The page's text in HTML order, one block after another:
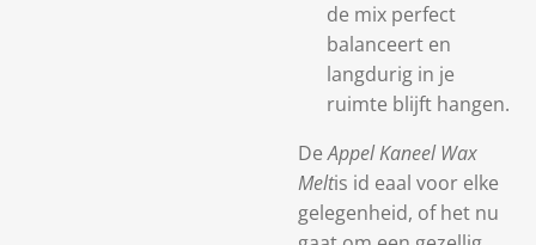
de mix perfect
balanceert en
langdurig in je
ruimte blijft hangen.
DeAppel Kaneel Wax
Meltis id eaal voor elke
gelegenheid, of het nu